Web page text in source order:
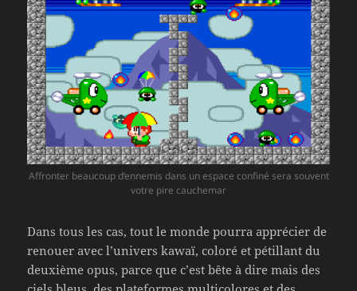
Affronter beaucoup d’ennemis dans un espace confiné sera souvent
votre pire cauchemar
Dans tous les cas, tout le monde pourra apprécier de
renouer avec l’univers kawaï, coloré et pétillant du
deuxième opus, parce que c’est bête à dire mais des